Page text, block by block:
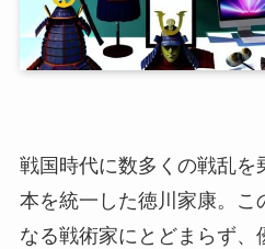
戦国時代に数多くの戦乱を
本を統一した徳川家康。こ
なる戦術家にとどまらず、